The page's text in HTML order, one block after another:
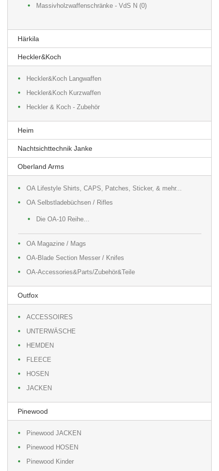
Massivholzwaffenschränke - VdS N (0)
Härkila
Heckler&Koch
Heckler&Koch Langwaffen
Heckler&Koch Kurzwaffen
Heckler & Koch - Zubehör
Heim
Nachtsichttechnik Janke
Oberland Arms
OA Lifestyle Shirts, CAPS, Patches, Sticker, & mehr...
OA Selbstladebüchsen / Rifles
Die OA-10 Reihe...
OA Magazine / Mags
OA-Blade Section Messer / Knifes
OA-Accessories&Parts/Zubehör&Teile
Outfox
ACCESSOIRES
UNTERWÄSCHE
HEMDEN
FLEECE
HOSEN
JACKEN
Pinewood
Pinewood JACKEN
Pinewood HOSEN
Pinewood Kinder